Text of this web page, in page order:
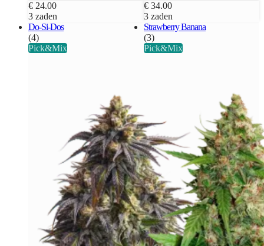
€ 24.00
3 zaden
€ 34.00
3 zaden
Do-Si-Dos
(4)
Pick&Mix
Strawberry Banana
(3)
Pick&Mix